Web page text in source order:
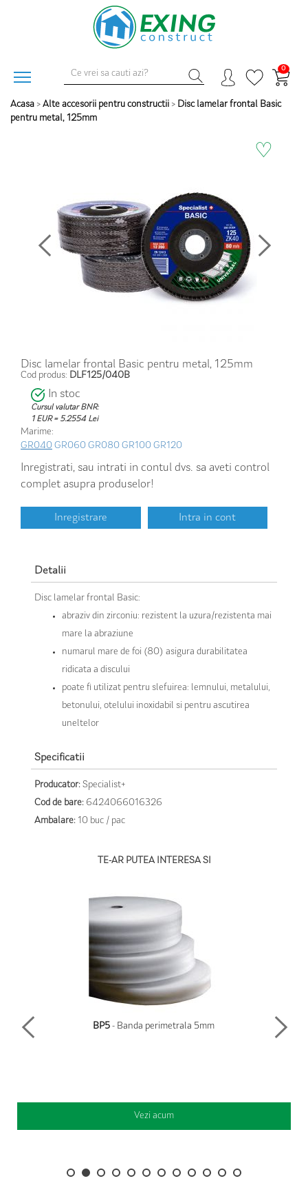
0
Acasa > Alte accesorii pentru constructii > Disc lamelar frontal Basic
pentru metal, 125mm
♡
Disc lamelar frontal Basic pentru metal, 125mm
Cod produs: DLF125/040B
In stoc
Cursul valutar BNR:
1 EUR = 5.2554 Lei
Marime:
GR040 GR060 GR080 GR100 GR120
Inregistrati, sau intrati in contul dvs. sa aveti control
complet asupra produselor!
Inregistrare Intra in cont
Detalii
Disc lamelar frontal Basic:
abraziv din zirconiu: rezistent la uzura/rezistenta mai
mare la abraziune
numarul mare de foi (80) asigura durabilitatea
ridicata a discului
poate fi utilizat pentru slefuirea: lemnului, metalului,
betonului, otelului inoxidabil si pentru ascutirea
uneltelor
Specificatii
Producator: Specialist+
Cod de bare: 6424066016326
Ambalare: 10 buc / pac
TE-AR PUTEA INTERESA SI
BP5 - Banda perimetrala 5mm
Vezi acum